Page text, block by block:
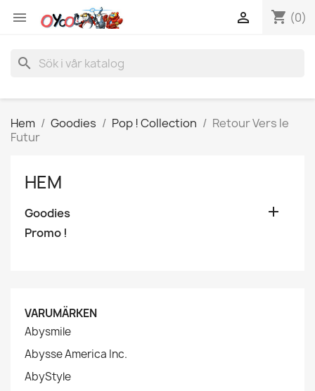
 shopping_cart (0)

search
Hem Goodies Pop ! Collection
Retour Vers le
Futur
HEM
Goodies 
Promo !
VARUMÄRKEN
Abysmile
Abysse America Inc.
AbyStyle